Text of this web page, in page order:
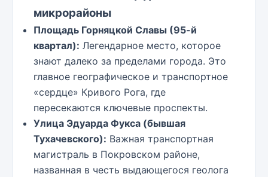
микрорайоны
Площадь Горняцкой Славы (95-й
квартал): Легендарное место, которое
знают далеко за пределами города. Это
главное географическое и транспортное
«сердце» Кривого Рога, где
пересекаются ключевые проспекты.
Улица Эдуарда Фукса (бывшая
Тухачевского): Важная транспортная
магистраль в Покровском районе,
названная в честь выдающегося геолога